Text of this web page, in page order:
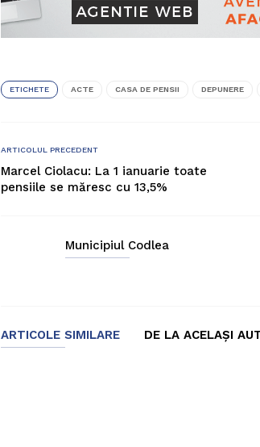
ETICHETE ACTE CASA DE PENSII DEPUNERE
ARTICOLUL PRECEDENT
Marcel Ciolacu: La 1 ianuarie toate
pensiile se măresc cu 13,5%
Municipiul Codlea
ARTICOLE SIMILARE DE LA ACELAȘI